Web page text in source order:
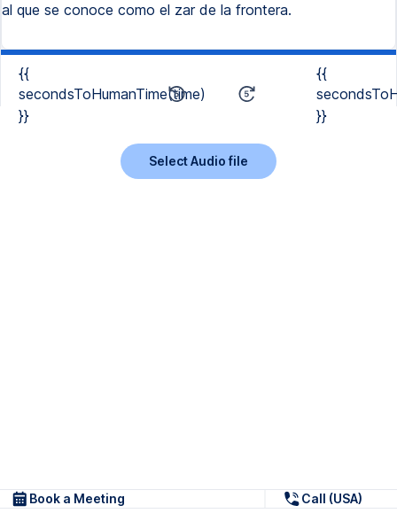
al que se conoce como el zar de la frontera.
{{
secondsToHumanTime(time)
}}
{{
}}
Select Audio file
Book a Meeting Call (USA)